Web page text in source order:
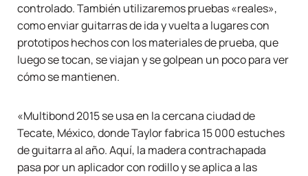
controlado. También utilizaremos pruebas «reales»,
como enviar guitarras de ida y vuelta a lugares con
prototipos hechos con los materiales de prueba, que
luego se tocan, se viajan y se golpean un poco para ver
cómo se mantienen.
«Multibond 2015 se usa en la cercana ciudad de
Tecate, México, donde Taylor fabrica 15 000 estuches
de guitarra al año. Aquí, la madera contrachapada
pasa por un aplicador con rodillo y se aplica a las